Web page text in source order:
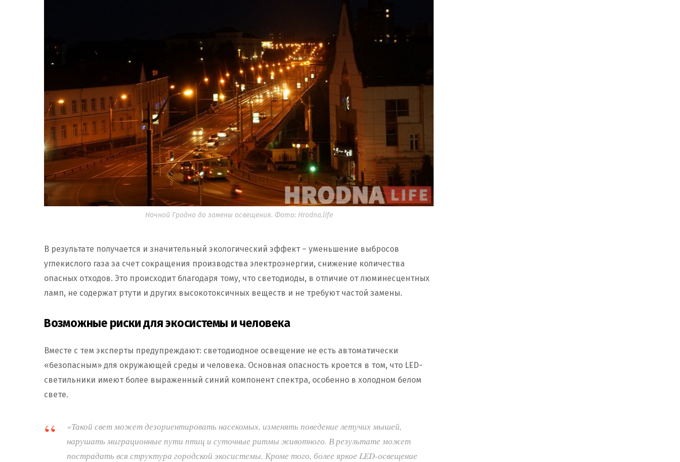
Ночной Гродно до замены освещения. Фото: Hrodna.life
В результате получается и значительный экологический эффект – уменьшение выбросов
углекислого газа за счет сокращения производства электроэнергии, снижение количества
опасных отходов. Это происходит благодаря тому, что светодиоды, в отличие от люминесцентных
ламп, не содержат ртути и других высокотоксичных веществ и не требуют частой замены.
Возможные риски для экосистемы и человека
Вместе с тем эксперты предупреждают: светодиодное освещение не есть автоматически
«безопасным» для окружающей среды и человека. Основная опасность кроется в том, что LED-
светильники имеют более выраженный синий компонент спектра, особенно в холодном белом
свете.
«Такой свет может дезориентировать насекомых, изменять поведение летучих мышей,
нарушать миграционные пути птиц и суточные ритмы животного. В результате может
пострадать вся структура городской экосистемы. Кроме того, более яркое LED-освещение